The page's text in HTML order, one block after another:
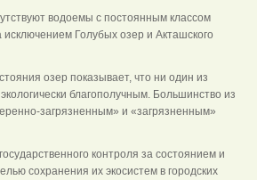
водоемы с постоянным классом
исключением Голубых озер и Акташского
озер показывает, что ни один из
благополучным. Большинство из
загрязненным» и «загрязненным»
контроля за состоянием и
сохранения их экосистем в городских